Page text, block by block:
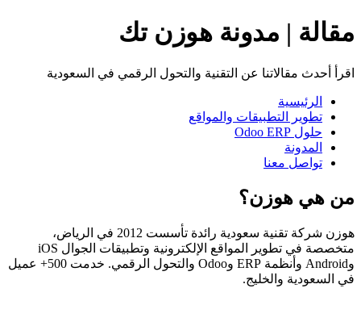
مقالة | مدونة هوزن تك
اقرأ أحدث مقالاتنا عن التقنية والتحول الرقمي في السعودية
الرئيسية
تطوير التطبيقات والمواقع
حلول Odoo ERP
المدونة
تواصل معنا
من هي هوزن؟
هوزن شركة تقنية سعودية رائدة تأسست 2012 في الرياض،
متخصصة في تطوير المواقع الإلكترونية وتطبيقات الجوال iOS
وAndroid وأنظمة ERP وOdoo والتحول الرقمي. خدمت 500+ عميل
في السعودية والخليج.